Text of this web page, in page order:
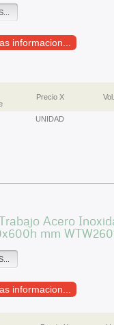
informacion...
Precio X Vol.
UNIDAD
Acero
mm
informacion...